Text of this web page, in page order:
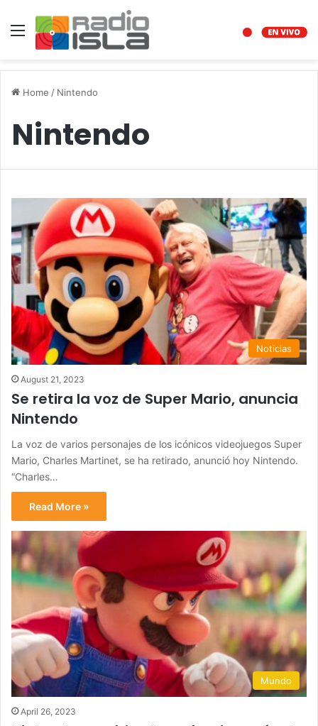
Menu
Home / Nintendo
Nintendo
Noticias
August 21, 2023
Se retira la voz de Super Mario, anuncia
Nintendo
La voz de varios personajes de los icónicos videojuegos Super
Mario, Charles Martinet, se ha retirado, anunció hoy Nintendo.
“Charles…
Read More »
Mundo
April 26, 2023